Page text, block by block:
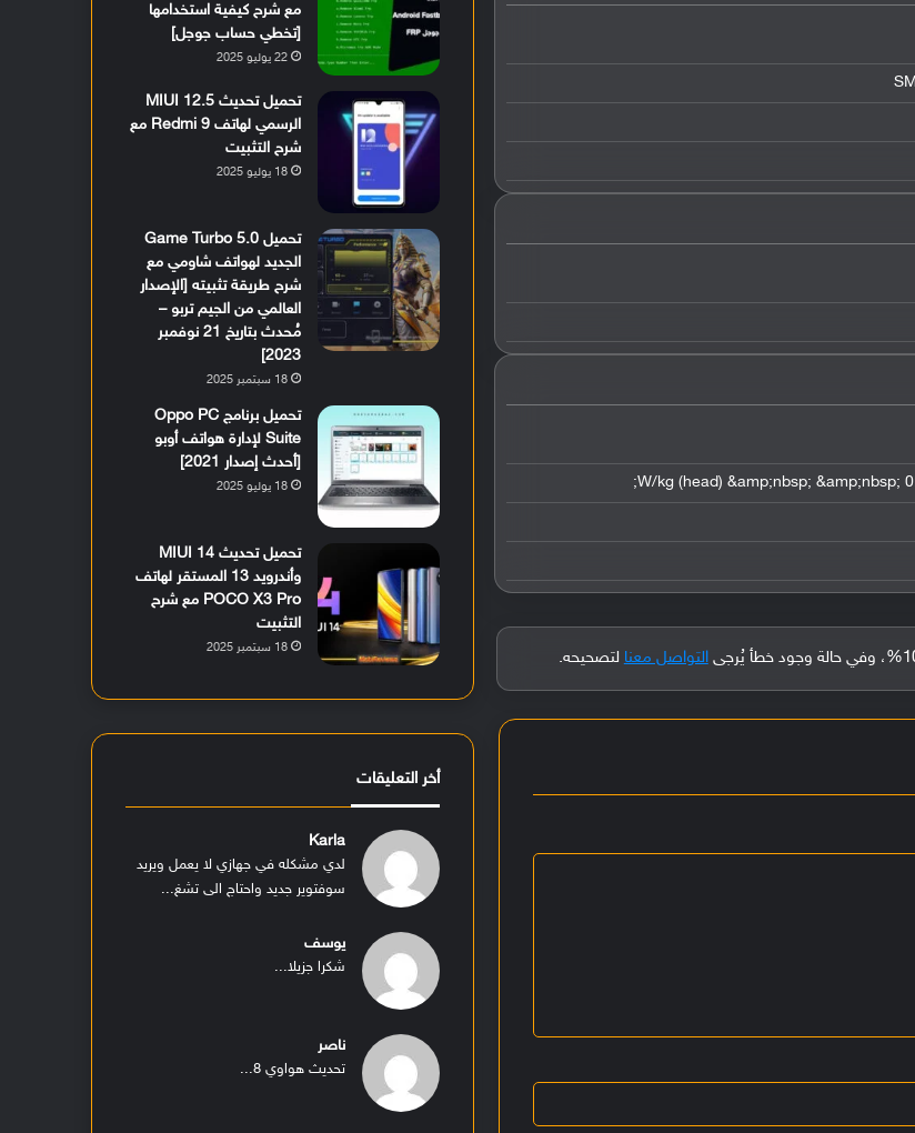
التواصل معنا لتصحيحه.
مع شرح كيفية استخدامها
[تخطي حساب جوجل]
22 يوليو 2025
تحميل تحديث MIUI 12.5
الرسمي لهاتف Redmi 9 مع
شرح التثبيت
18 يوليو 2025
تحميل Game Turbo 5.0
الجديد لهواتف شاومي مع
شرح طريقة تثبيته [الإصدار
العالمي من الجيم تربو –
مُحدث بتاريخ 21 نوفمبر
2023]
18 سبتمبر 2025
تحميل برنامج Oppo PC
Suite لإدارة هواتف أوبو
[أحدث إصدار 2021]
18 يوليو 2025
تحميل تحديث MIUI 14
وأندرويد 13 المستقر لهاتف
POCO X3 Pro مع شرح
التثبيت
18 سبتمبر 2025
أخر التعليقات
Karla
لدي مشكله في جهازي لا يعمل ويريد
سوفتوير جديد واحتاج الى تشغ...
يوسف
شكرا جزيلا...
ناصر
تحديث هواوي 8...